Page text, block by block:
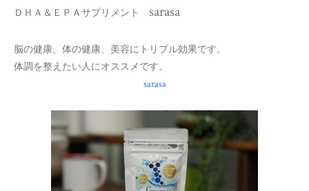
ＤＨＡ＆ＥＰＡサプリメント sarasa
脳の健康、体の健康、美容にトリプル効果です。
体調を整えたい人にオススメです。
sarasa